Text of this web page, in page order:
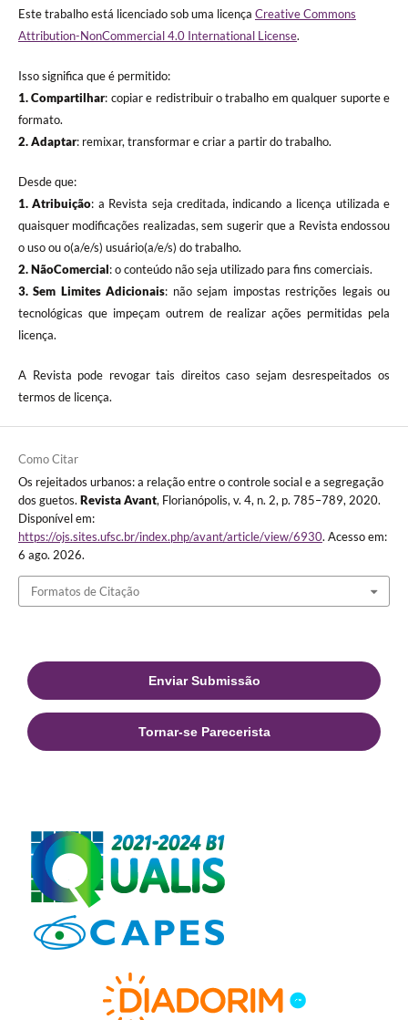
Este trabalho está licenciado sob uma licença Creative Commons
Attribution-NonCommercial 4.0 International License.
Isso significa que é permitido:
1. Compartilhar: copiar e redistribuir o trabalho em qualquer suporte e
formato.
2. Adaptar: remixar, transformar e criar a partir do trabalho.
Desde que:
1. Atribuição: a Revista seja creditada, indicando a licença utilizada e
quaisquer modificações realizadas, sem sugerir que a Revista endossou
o uso ou o(a/e/s) usuário(a/e/s) do trabalho.
2. NãoComercial: o conteúdo não seja utilizado para fins comerciais.
3.Sem Limites Adicionais: não sejam impostas restrições legais ou
tecnológicas que impeçam outrem de realizar ações permitidas pela
licença.
A Revista pode revogar tais direitos caso sejam desrespeitados os
termos de licença.
Como Citar
Os rejeitados urbanos: a relação entre o controle social e a segregação
dos guetos. Revista Avant, Florianópolis, v. 4, n. 2, p. 785–789, 2020.
Disponível em:
https://ojs.sites.ufsc.br/index.php/avant/article/view/6930. Acesso em:
6 ago. 2026.
Formatos de Citação
Enviar Submissão
Tornar-se Parecerista